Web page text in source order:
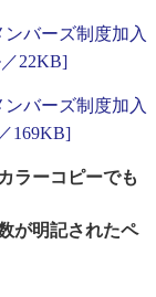
バーズ制度加入
22KB]
バーズ制度加入
169KB]
ラーコピーでも
記されたペ